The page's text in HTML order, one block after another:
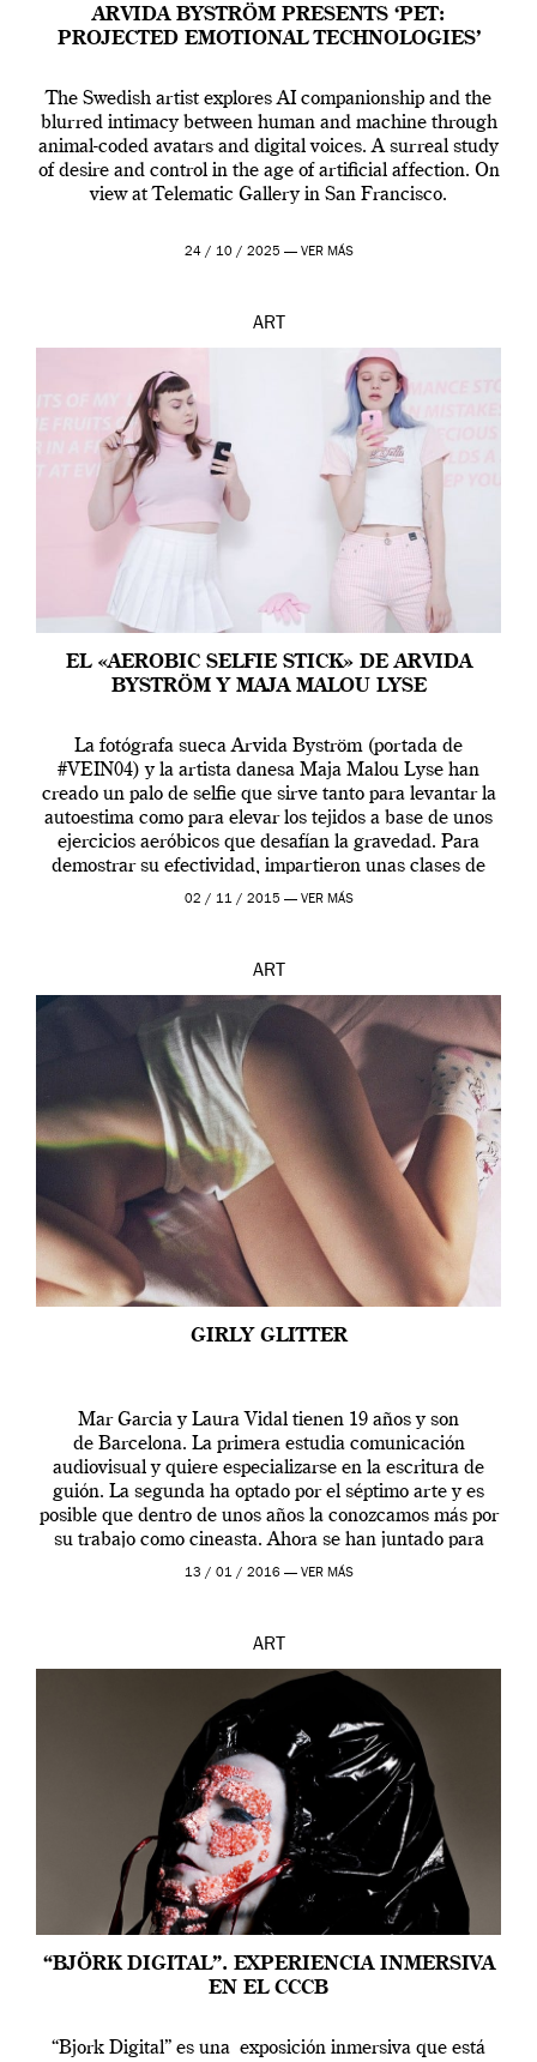
ARVIDA BYSTRÖM PRESENTS ‘PET:
PROJECTED EMOTIONAL TECHNOLOGIES’
The Swedish artist explores AI companionship and the
blurred intimacy between human and machine through
animal-coded avatars and digital voices. A surreal study
of desire and control in the age of artificial affection. On
view at Telematic Gallery in San Francisco.
24 / 10 / 2025 — VER MÁS
ART
EL «AEROBIC SELFIE STICK» DE ARVIDA
BYSTRÖM Y MAJA MALOU LYSE
La fotógrafa sueca Arvida Byström (portada de
#VEIN04) y la artista danesa Maja Malou Lyse han
creado un palo de selfie que sirve tanto para levantar la
autoestima como para elevar los tejidos a base de unos
ejercicios aeróbicos que desafían la gravedad. Para
demostrar su efectividad, impartieron unas clases de
prueba en el Tate […]
02 / 11 / 2015 — VER MÁS
ART
GIRLY GLITTER
Mar Garcia y Laura Vidal tienen 19 años y son
de Barcelona. La primera estudia comunicación
audiovisual y quiere especializarse en la escritura de
guión. La segunda ha optado por el séptimo arte y es
posible que dentro de unos años la conozcamos más por
su trabajo como cineasta. Ahora se han juntado para
contarnos una […]
13 / 01 / 2016 — VER MÁS
ART
“BJÖRK DIGITAL”. EXPERIENCIA INMERSIVA
EN EL CCCB
“Bjork Digital” es una exposición inmersiva que está